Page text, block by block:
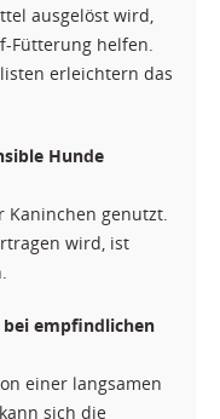
ausgelöst wird,
Fütterung helfen.
erleichtern das
Hunde
Kaninchen genutzt.
wird, ist
empfindlichen
einer langsamen
sich die